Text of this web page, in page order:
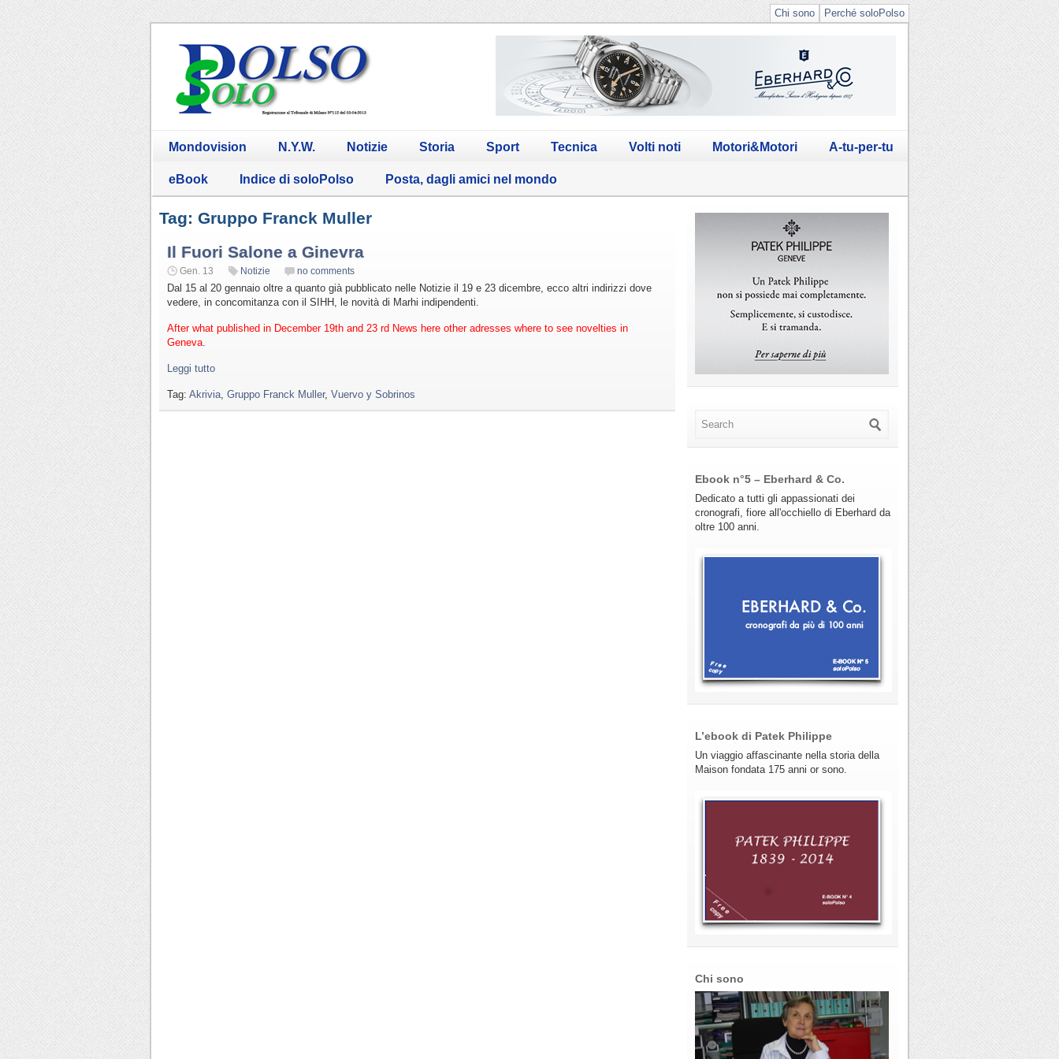
Perché soloPolso
Chi sono
Mondovision N.Y.W. Notizie Storia Sport Tecnica Volti noti Motori&Motori A-tu-per-tu
eBook Indice di soloPolso Posta, dagli amici nel mondo
Tag: Gruppo Franck Muller
Il Fuori Salone a Ginevra
Gen. 13 Notizie no comments
Dal 15 al 20 gennaio oltre a quanto già pubblicato nelle Notizie il 19 e 23 dicembre, ecco altri indirizzi dove
vedere, in concomitanza con il SIHH, le novità di Marhi indipendenti.
After what published in December 19th and 23 rd News here other adresses where to see novelties in
Geneva
Leggi tutto
Tag: Akrivia Gruppo Franck Muller, Vuervo y Sobrinos
Ebook n°5 – Eberhard & Co.
Dedicato a tutti gli appassionati dei
cronografi, fiore all'occhiello di Eberhard da
oltre 100 anni.
L’ebook di Patek Philippe
Un viaggio affascinante nella storia della
Maison fondata 175 anni or sono.
Chi sono